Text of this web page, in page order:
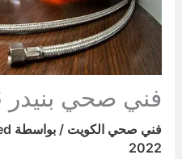
فني صحي بنيدر 61009556
فني صحي الكويت / بواسطة
2022